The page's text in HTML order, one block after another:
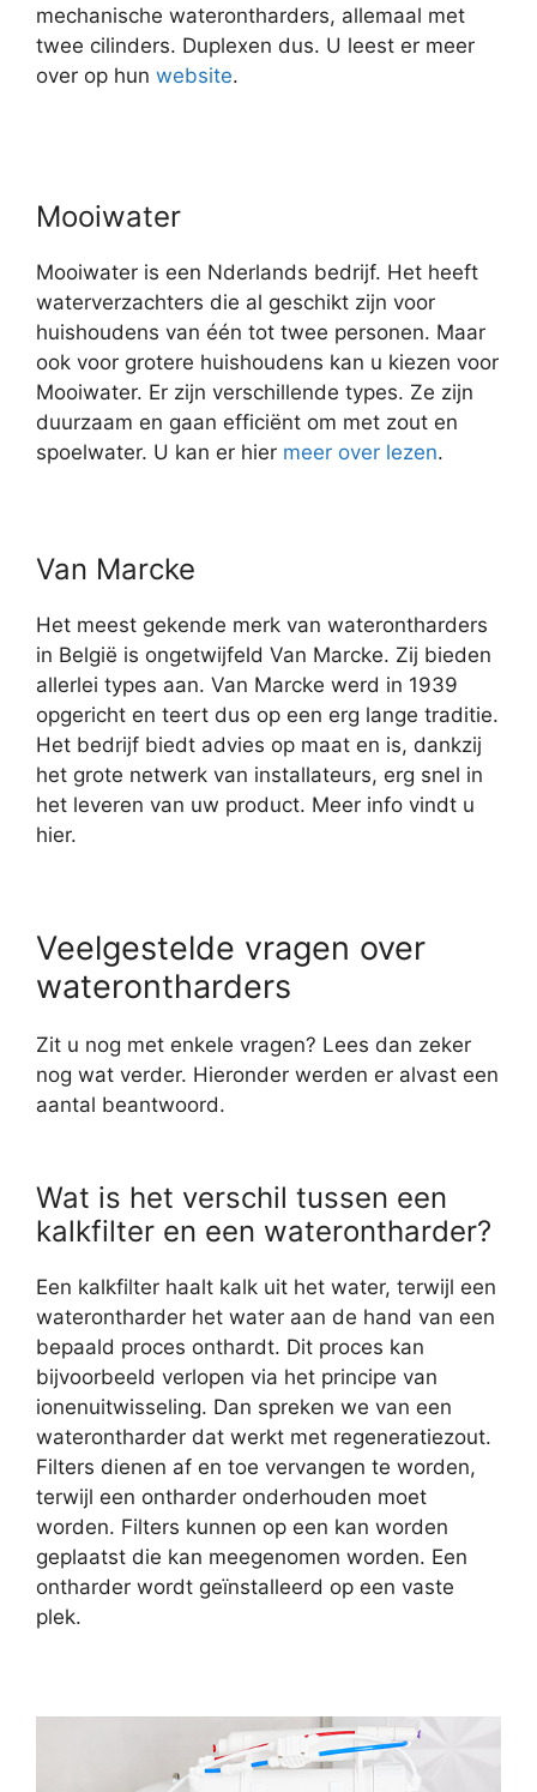
mechanische waterontharders, allemaal met
twee cilinders. Duplexen dus. U leest er meer
over op hun website.
Mooiwater
Mooiwater is een Nderlands bedrijf. Het heeft
waterverzachters die al geschikt zijn voor
huishoudens van één tot twee personen. Maar
ook voor grotere huishoudens kan u kiezen voor
Mooiwater. Er zijn verschillende types. Ze zijn
duurzaam en gaan efficiënt om met zout en
spoelwater. U kan er hier meer over lezen.
Van Marcke
Het meest gekende merk van waterontharders
in België is ongetwijfeld Van Marcke. Zij bieden
allerlei types aan. Van Marcke werd in 1939
opgericht en teert dus op een erg lange traditie.
Het bedrijf biedt advies op maat en is, dankzij
het grote netwerk van installateurs, erg snel in
het leveren van uw product. Meer info vindt u
hier.
Veelgestelde vragen over
waterontharders
Zit u nog met enkele vragen? Lees dan zeker
nog wat verder. Hieronder werden er alvast een
aantal beantwoord.
Wat is het verschil tussen een
kalkfilter en een waterontharder?
Een kalkfilter haalt kalk uit het water, terwijl een
waterontharder het water aan de hand van een
bepaald proces onthardt. Dit proces kan
bijvoorbeeld verlopen via het principe van
ionenuitwisseling. Dan spreken we van een
waterontharder dat werkt met regeneratiezout.
Filters dienen af en toe vervangen te worden,
terwijl een ontharder onderhouden moet
worden. Filters kunnen op een kan worden
geplaatst die kan meegenomen worden. Een
ontharder wordt geïnstalleerd op een vaste
plek.